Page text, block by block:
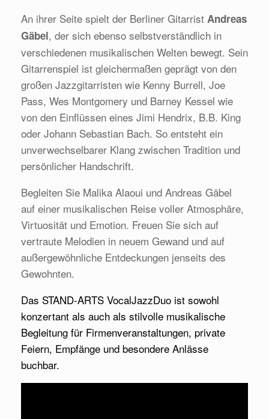
An ihrer Seite spielt der Berliner Gitarrist Andreas
Gäbel, der sich ebenso selbstverständlich in
verschiedenen musikalischen Welten bewegt. Sein
Gitarrenspiel ist gleichermaßen geprägt von den
großen Jazzgitarristen wie Kenny Burrell, Joe
Pass, Wes Montgomery und Barney Kessel wie
von den Einflüssen eines Jimi Hendrix, B.B. King
oder Johann Sebastian Bach. So entsteht ein
unverwechselbarer Klang zwischen Tradition und
persönlicher Handschrift.
Begleiten Sie Malika Alaoui und Andreas Gäbel
auf einer musikalischen Reise voller Atmosphäre,
Virtuosität und Emotion. Freuen Sie sich auf
vertraute Melodien in neuem Gewand und auf
außergewöhnliche Entdeckungen jenseits des
Gewohnten.
Das STAND-ARTS VocalJazzDuo ist sowohl
konzertant als auch als stilvolle musikalische
Begleitung für Firmenveranstaltungen, private
Feiern, Empfänge und besondere Anlässe
buchbar.